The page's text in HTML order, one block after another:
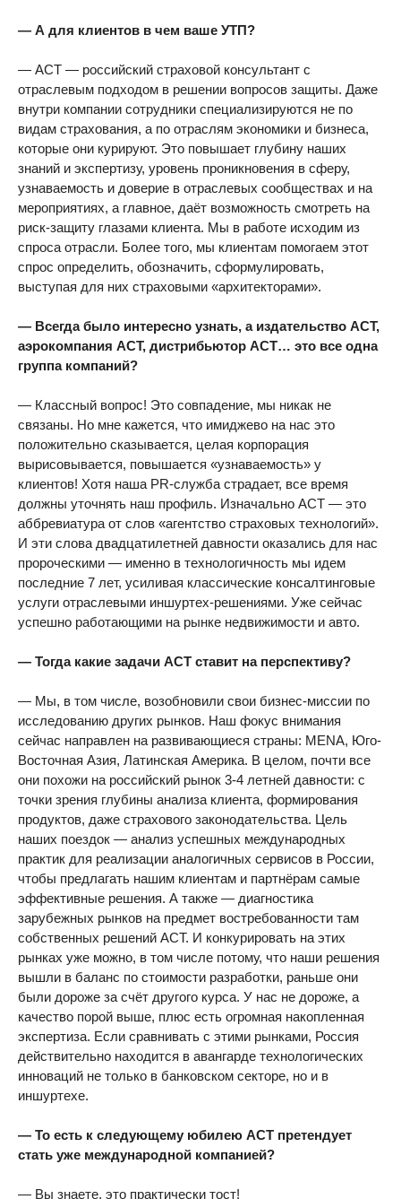
— А для клиентов в чем ваше УТП?
— АСТ — российский страховой консультант с
отраслевым подходом в решении вопросов защиты. Даже
внутри компании сотрудники специализируются не по
видам страхования, а по отраслям экономики и бизнеса,
которые они курируют. Это повышает глубину наших
знаний и экспертизу, уровень проникновения в сферу,
узнаваемость и доверие в отраслевых сообществах и на
мероприятиях, а главное, даёт возможность смотреть на
риск-защиту глазами клиента. Мы в работе исходим из
спроса отрасли. Более того, мы клиентам помогаем этот
спрос определить, обозначить, сформулировать,
выступая для них страховыми «архитекторами».
— Всегда было интересно узнать, а издательство АСТ,
аэрокомпания АСТ, дистрибьютор АСТ… это все одна
группа компаний?
— Классный вопрос! Это совпадение, мы никак не
связаны. Но мне кажется, что имиджево на нас это
положительно сказывается, целая корпорация
вырисовывается, повышается «узнаваемость» у
клиентов! Хотя наша PR-служба страдает, все время
должны уточнять наш профиль. Изначально АСТ — это
аббревиатура от слов «агентство страховых технологий».
И эти слова двадцатилетней давности оказались для нас
пророческими — именно в технологичность мы идем
последние 7 лет, усиливая классические консалтинговые
услуги отраслевыми иншуртех-решениями. Уже сейчас
успешно работающими на рынке недвижимости и авто.
— Тогда какие задачи АСТ ставит на перспективу?
— Мы, в том числе, возобновили свои бизнес-миссии по
исследованию других рынков. Наш фокус внимания
сейчас направлен на развивающиеся страны: MENA, Юго-
Восточная Азия, Латинская Америка. В целом, почти все
они похожи на российский рынок 3-4 летней давности: с
точки зрения глубины анализа клиента, формирования
продуктов, даже страхового законодательства. Цель
наших поездок — анализ успешных международных
практик для реализации аналогичных сервисов в России,
чтобы предлагать нашим клиентам и партнёрам самые
эффективные решения. А также — диагностика
зарубежных рынков на предмет востребованности там
собственных решений АСТ. И конкурировать на этих
рынках уже можно, в том числе потому, что наши решения
вышли в баланс по стоимости разработки, раньше они
были дороже за счёт другого курса. У нас не дороже, а
качество порой выше, плюс есть огромная накопленная
экспертиза. Если сравнивать с этими рынками, Россия
действительно находится в авангарде технологических
инноваций не только в банковском секторе, но и в
иншуртехе.
— То есть к следующему юбилею АСТ претендует
стать уже международной компанией?
— Вы знаете, это практически тост!